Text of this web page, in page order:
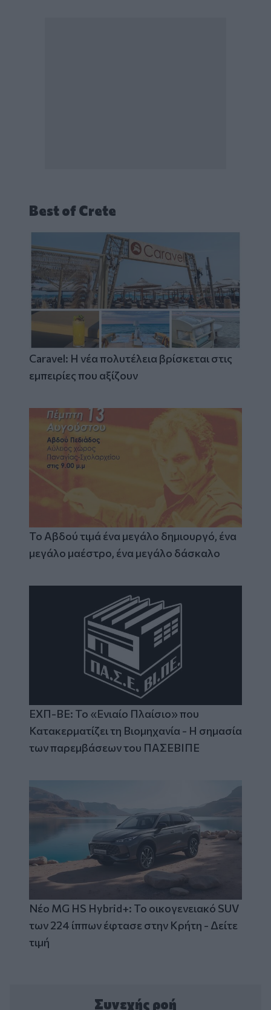
Best of Crete
Caravel: Η νέα πολυτέλεια βρίσκεται στις
εμπειρίες που αξίζουν
Το Αβδού τιμά ένα μεγάλο δημιουργό, ένα
μεγάλο μαέστρο, ένα μεγάλο δάσκαλο
ΕΧΠ-ΒΕ: Το «Ενιαίο Πλαίσιο» που
Κατακερματίζει τη Βιομηχανία - Η σημασία
των παρεμβάσεων του ΠΑΣΕΒΙΠΕ
Νέο MG HS Hybrid+: Το οικογενειακό SUV
των 224 ίππων έφτασε στην Κρήτη - Δείτε
τιμή
Συνεχής ροή